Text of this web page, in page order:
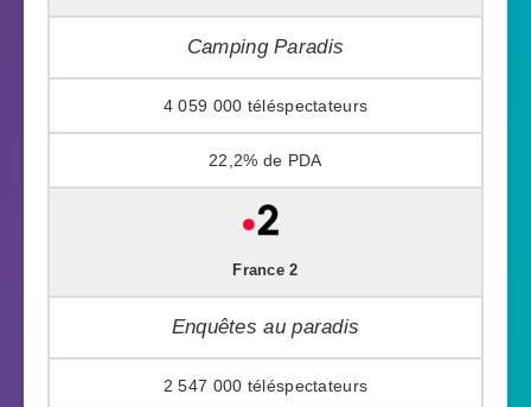
Camping Paradis
4 059 000
22,2%
France 2
Enquêtes au paradis
2 547 000